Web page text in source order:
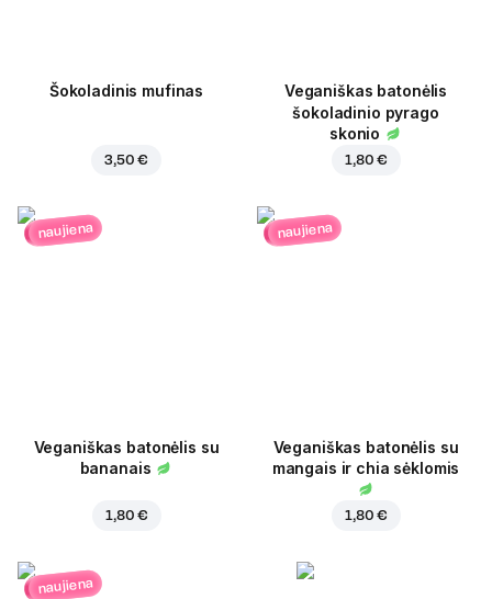
Šokoladinis mufinas
3,50 €
Veganiškas batonėlis
šokoladinio pyrago
skonio
1,80 €
naujiena
Veganiškas batonėlis su
bananais
1,80 €
naujiena
Veganiškas batonėlis su
mangais ir chia sėklomis
1,80 €
naujiena